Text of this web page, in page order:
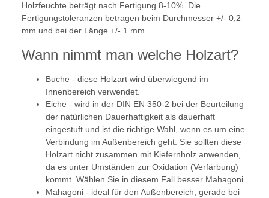
Holzfeuchte beträgt nach Fertigung 8-10%. Die
Fertigungstoleranzen betragen beim Durchmesser +/- 0,2
mm und bei der Länge +/- 1 mm.
Wann nimmt man welche Holzart?
Buche - diese Holzart wird überwiegend im
Innenbereich verwendet.
Eiche - wird in der DIN EN 350-2 bei der Beurteilung
der natürlichen Dauerhaftigkeit als dauerhaft
eingestuft und ist die richtige Wahl, wenn es um eine
Verbindung im Außenbereich geht. Sie sollten diese
Holzart nicht zusammen mit Kiefernholz anwenden,
da es unter Umständen zur Oxidation (Verfärbung)
kommt. Wählen Sie in diesem Fall besser Mahagoni.
Mahagoni - ideal für den Außenbereich, gerade bei